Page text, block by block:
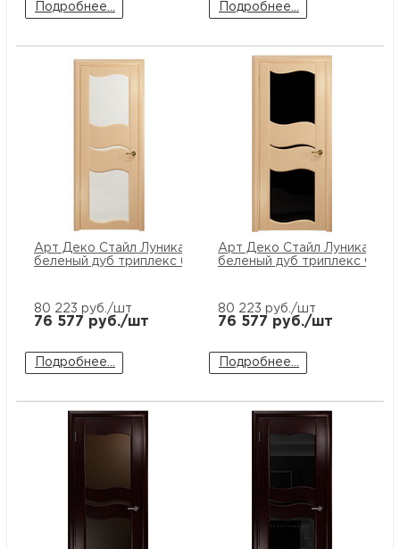
Подробнее... Подробнее...
Арт Деко Стайл Луника-6
беленый дуб триплекс белый
80 223 руб./шт
76 577 руб./шт
Подробнее...
Арт Деко Стайл Луника-6
беленый дуб триплекс
80 223 руб./шт
76 577 руб./шт
Подробнее...